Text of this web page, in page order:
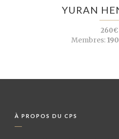
YURAN
260€
Membres:
À PROPOS DU CPS